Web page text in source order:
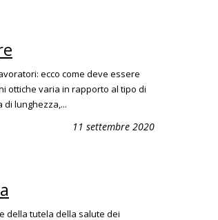
ecco come deve essere
ottiche varia in rapporto al tipo di
di lunghezza,...
11 settembre 2020
della tutela della salute dei